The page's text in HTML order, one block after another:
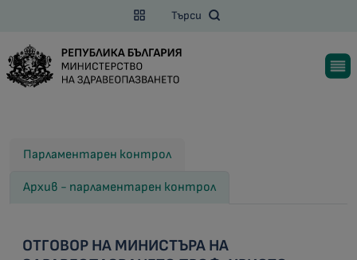
Търси
Парламентарен контрол
Архив - парламентарен контрол
ОТГОВОР НА МИНИСТЪРА НА